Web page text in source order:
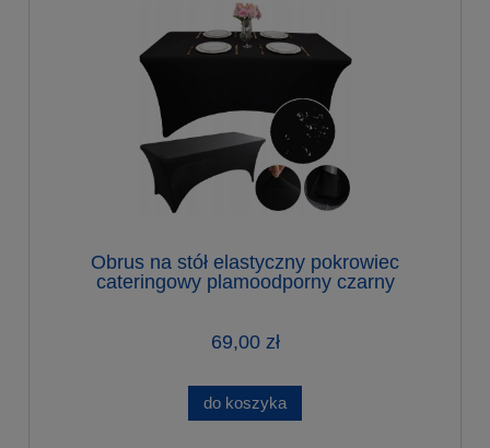
Obrus na stół elastyczny pokrowiec
cateringowy plamoodporny czarny
69,00 zł
do koszyka